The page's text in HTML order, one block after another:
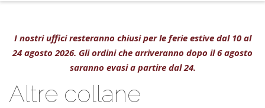
I nostri uffici resteranno chiusi per le ferie estive dal 10 al
24 agosto 2026. Gli ordini che arriveranno dopo il 6 agosto
saranno evasi a partire dal 24.
Altre collane